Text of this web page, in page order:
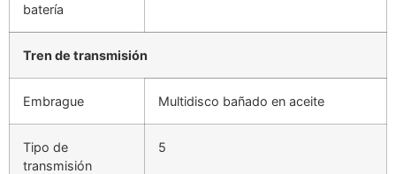
batería
Tren de transmisión
Embrague Multidisco bañado en aceite
Tipo de
transmisión
5